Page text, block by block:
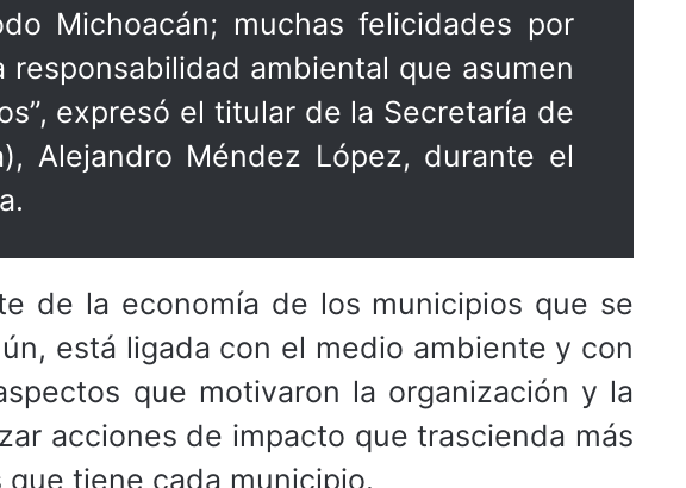
Michoacán; muchas felicidades por
ambiental que asumen
expresó el titular de la Secretaría de
Alejandro Méndez López, durante el
de la economía de los municipios que se
está ligada con el medio ambiente y con
que motivaron la organización y la
acciones de impacto que trascienda más
tiene cada municipio.